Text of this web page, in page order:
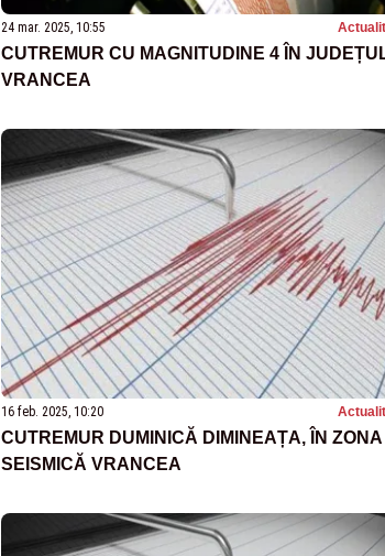
24 mar. 2025, 10:55
CUTREMUR CU MAGNITUDINE 4 ÎN
VRANCEA
16 feb. 2025, 10:20
CUTREMUR DUMINICĂ DIMINEAȚA, ÎN ZONA
SEISMICĂ VRANCEA